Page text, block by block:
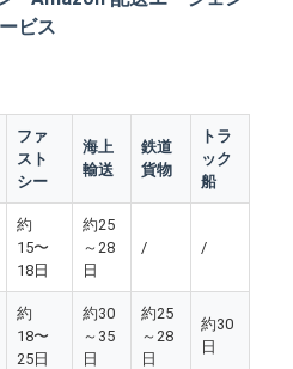
ビス
ファ
スト
シー
海上
輸送
鉄道
貨物
トラ
ック
船
約
15〜
18日
約25
～28
日
/ /
約
18〜
25日
約30
～35
日
約25
～28
日
約30
日